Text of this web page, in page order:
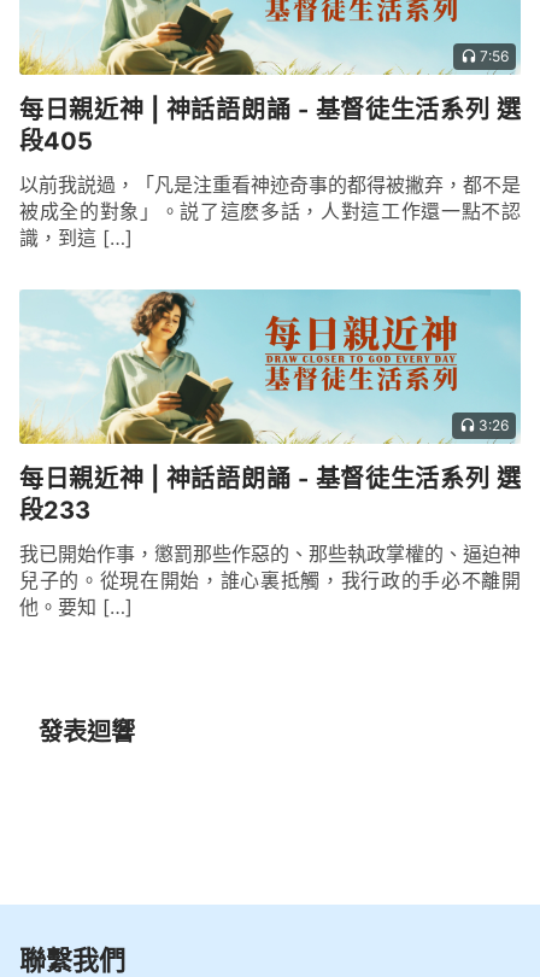
7:56
每日親近神 | 神話語朗誦 - 基督徒生活系列 選
段405
以前我説過，「凡是注重看神迹奇事的都得被撇弃，都不是
被成全的對象」。説了這麽多話，人對這工作還一點不認
識，到這 […]
3:26
每日親近神 | 神話語朗誦 - 基督徒生活系列 選
段233
我已開始作事，懲罰那些作惡的、那些執政掌權的、逼迫神
兒子的。從現在開始，誰心裏抵觸，我行政的手必不離開
他。要知 […]
發表迴響
聯繫我們